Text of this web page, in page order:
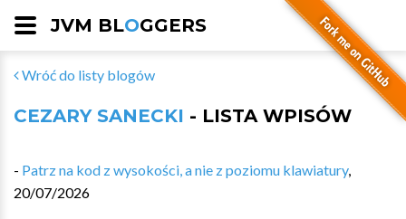
JVM BLOGGERS
Wróć do listy blogów
CEZARY SANECKI - LISTA WPISÓW
- Patrz na kod z wysokości, a nie z poziomu klawiatury,
20/07/2026